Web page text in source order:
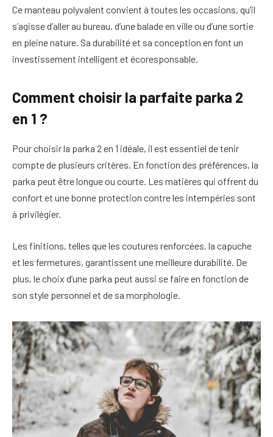
Ce manteau polyvalent convient à toutes les occasions, qu’il
s’agisse d’aller au bureau, d’une balade en ville ou d’une sortie
en pleine nature. Sa durabilité et sa conception en font un
investissement intelligent et écoresponsable.
Comment choisir la parfaite parka 2
en 1 ?
Pour choisir la parka 2 en 1 idéale, il est essentiel de tenir
compte de plusieurs critères. En fonction des préférences, la
parka peut être longue ou courte. Les matières qui offrent du
confort et une bonne protection contre les intempéries sont
à privilégier.
Les finitions, telles que les coutures renforcées, la capuche
et les fermetures, garantissent une meilleure durabilité. De
plus, le choix d’une parka peut aussi se faire en fonction de
son style personnel et de sa morphologie.